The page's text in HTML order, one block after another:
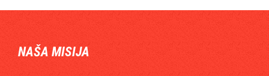
NAŠA MISIJA